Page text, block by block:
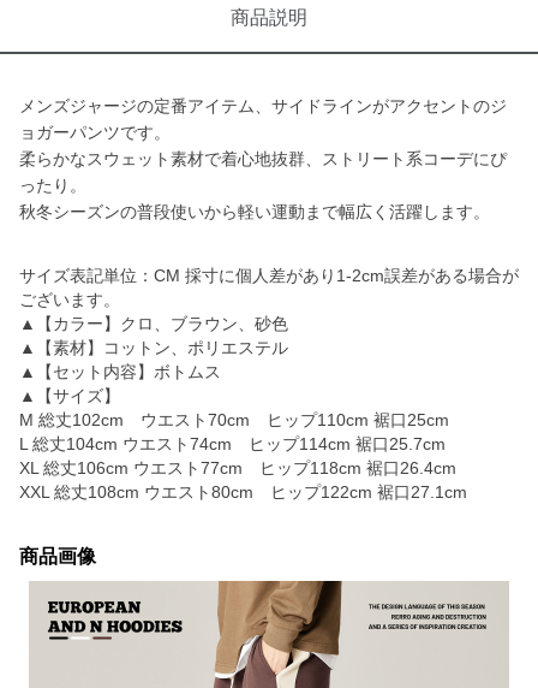
商品説明
メンズジャージの定番アイテム、サイドラインがアクセントのジ
ョガーパンツです。
柔らかなスウェット素材で着心地抜群、ストリート系コーデにぴ
ったり。
秋冬シーズンの普段使いから軽い運動まで幅広く活躍します。
サイズ表記単位：CM 採寸に個人差があり1-2cm誤差がある場合が
ございます。
▲【カラー】クロ、ブラウン、砂色
▲【素材】コットン、ポリエステル
▲【セット内容】ボトムス
▲【サイズ】
M 総丈102cm ウエスト70cm ヒップ110cm 裾口25cm
L 総丈104cm ウエスト74cm ヒップ114cm 裾口25.7cm
XL 総丈106cm ウエスト77cm ヒップ118cm 裾口26.4cm
XXL 総丈108cm ウエスト80cm ヒップ122cm 裾口27.1cm
商品画像